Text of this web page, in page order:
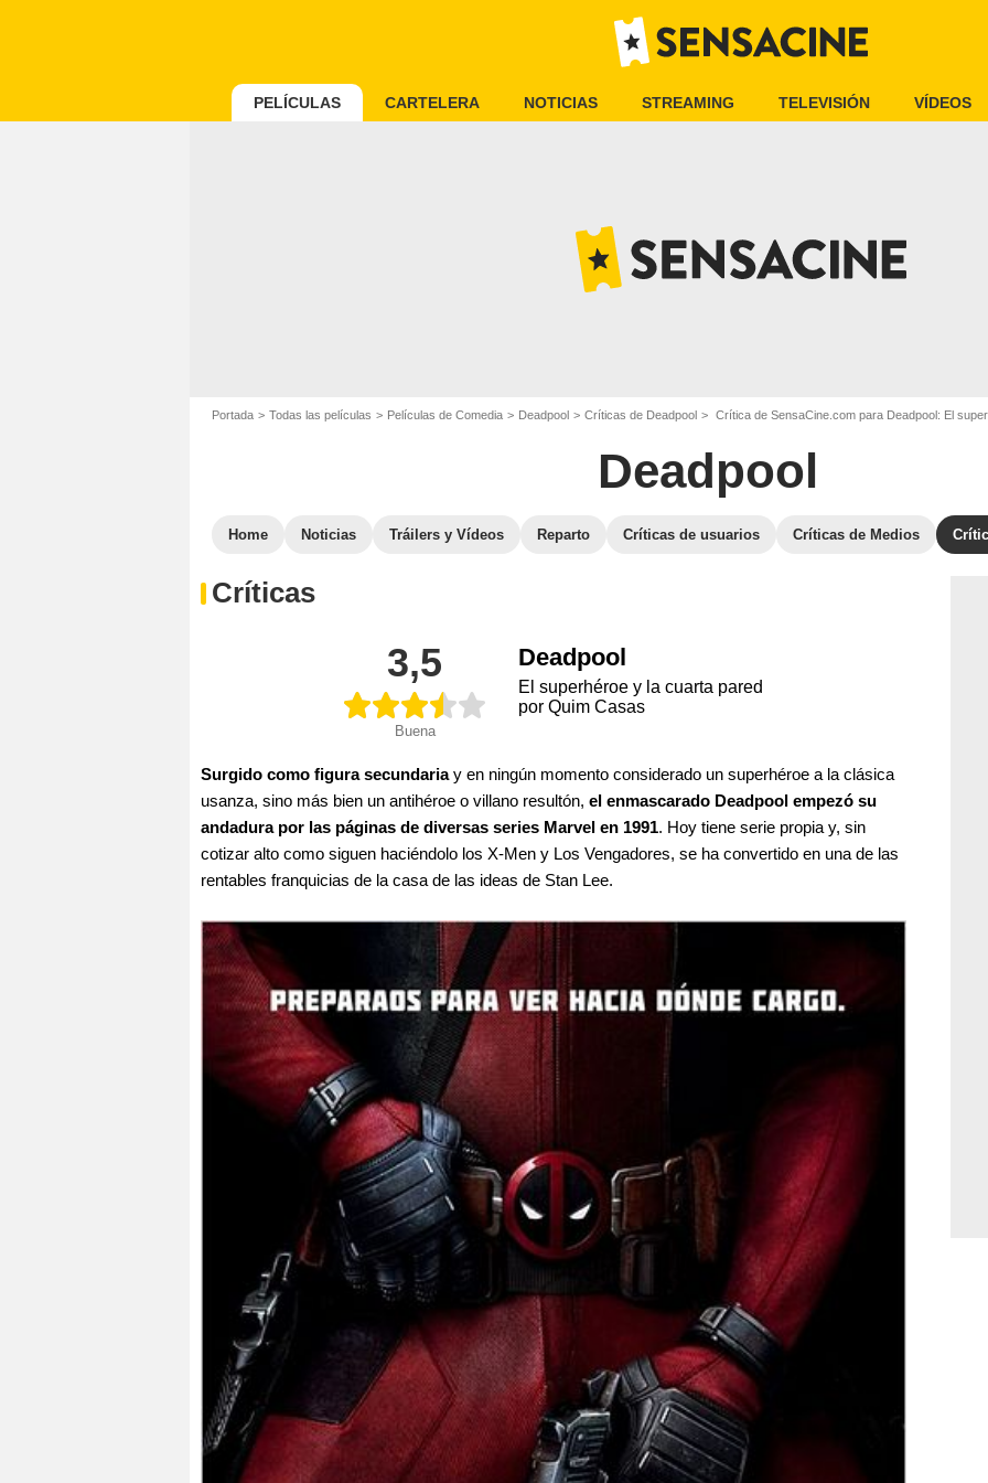
PELÍCULAS CARTELERA NOTICIAS STREAMING TELEVISIÓN VÍDEOS
Portada Todas las películas Películas de Comedia Deadpool Críticas de Deadpool Crítica de SensaCine.com para Deadpool: El
Deadpool
Home Noticias Tráilers y Vídeos Reparto Críticas de usuarios Críticas de Medios
Críticas
3,5
Buena
Deadpool
El superhéroe y la cuarta pared
por Quim Casas
Surgido como figura secundariay en ningún momento considerado un superhéroe a la clásica
usanza, sino más bien un antihéroe o villano resultón, el enmascarado Deadpool empezó su
andadura por las páginas de diversas series Marvel en 1991. Hoy tiene serie propia y, sin
cotizar alto como siguen haciéndolo los X-Men y Los Vengadores, se ha convertido en una de las
rentables franquicias de la casa de las ideas de Stan Lee.